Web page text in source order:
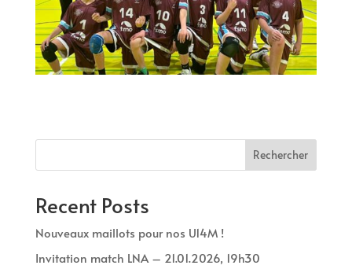
Rechercher
Recent Posts
Nouveaux maillots pour nos U14M !
Invitation match LNA – 21.01.2026, 19h30